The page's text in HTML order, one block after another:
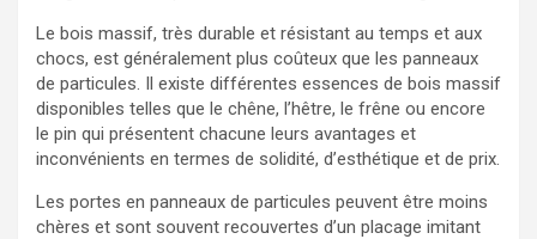
Le bois massif, très durable et résistant au temps et aux
chocs, est généralement plus coûteux que les panneaux
de particules. Il existe différentes essences de bois massif
disponibles telles que le chêne, l’hêtre, le frêne ou encore
le pin qui présentent chacune leurs avantages et
inconvénients en termes de solidité, d’esthétique et de prix.
Les portes en panneaux de particules peuvent être moins
chères et sont souvent recouvertes d’un placage imitant